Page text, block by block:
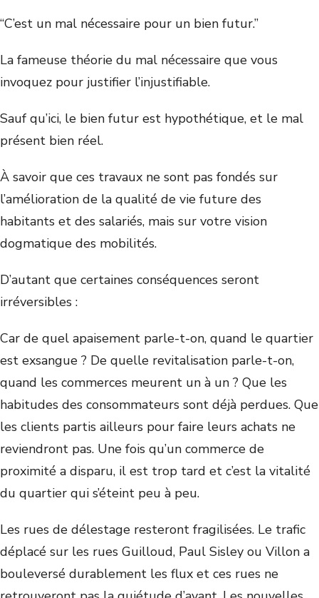
“C’est un mal nécessaire pour un bien futur.”
La fameuse théorie du mal nécessaire que vous
invoquez pour justifier l’injustifiable.
Sauf qu’ici, le bien futur est hypothétique, et le mal
présent bien réel.
À savoir que ces travaux ne sont pas fondés sur
l’amélioration de la qualité de vie future des
habitants et des salariés, mais sur votre vision
dogmatique des mobilités.
D’autant que certaines conséquences seront
irréversibles :
Car de quel apaisement parle-t-on, quand le quartier
est exsangue ? De quelle revitalisation parle-t-on,
quand les commerces meurent un à un ? Que les
habitudes des consommateurs sont déjà perdues. Que
les clients partis ailleurs pour faire leurs achats ne
reviendront pas. Une fois qu’un commerce de
proximité a disparu, il est trop tard et c’est la vitalité
du quartier qui s’éteint peu à peu.
Les rues de délestage resteront fragilisées. Le trafic
déplacé sur les rues Guilloud, Paul Sisley ou Villon a
bouleversé durablement les flux et ces rues ne